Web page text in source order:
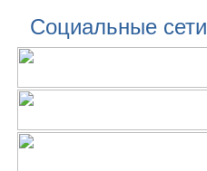
Социальные сети